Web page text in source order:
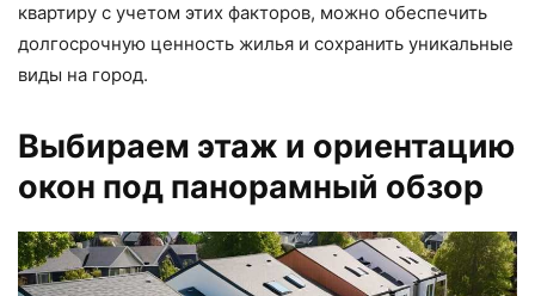
квартиру с учетом этих факторов, можно обеспечить
долгосрочную ценность жилья и сохранить уникальные
виды на город.
Выбираем этаж и ориентацию
окон под панорамный обзор